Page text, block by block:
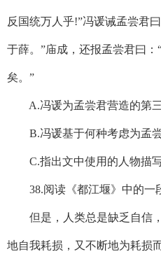
反国统万人乎!”冯谖诫孟尝君
于薛。”庙成，还报孟尝君曰
矣。”
A.冯谖为孟尝君营造的第三
B.冯谖基于何种考虑为孟尝
C.指出文中使用的人物描写
38.阅读《都江堰》中的一
但是，人类总是缺乏自信，
地自我耗损，又不断地为耗损